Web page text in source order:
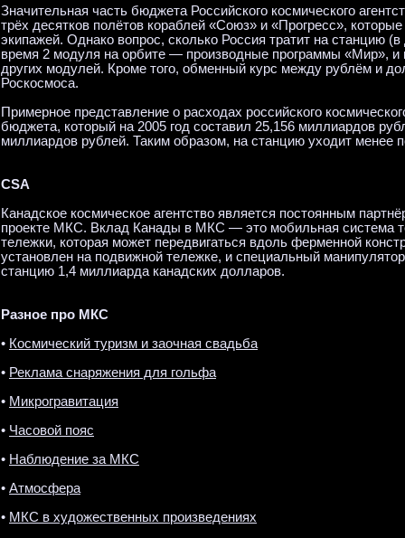
Значительная часть бюджета Российского космического
трёх десятков полётов кораблей «Союз» и «Прогресс»,
экипажей. Однако вопрос, сколько Россия тратит на
время 2 модуля на орбите — производные программы «Мир», и
других модулей. Кроме того, обменный курс между рублём и
Роскосмоса.
Примерное представление о расходах российского
бюджета, который на 2005 год составил 25,156 миллиардов
миллиардов рублей. Таким образом, на станцию уходит
CSA
Канадское космическое агентство является постоянным
проекте МКС. Вклад Канады в МКС — это мобильная система
тележки, которая может передвигаться вдоль ферменной
установлен на подвижной тележке, и специальный
станцию 1,4 миллиарда канадских долларов.
Разное про МКС
• Космический туризм и заочная свадьба
• Реклама снаряжения для гольфа
• Микрогравитация
• Часовой пояс
• Наблюдение за МКС
• Атмосфера
• МКС в художественных произведениях